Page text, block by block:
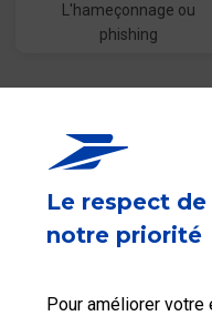
Le respect
notre priorité
Pour améliorer
Poste
L'hameçonnage ou
phishing